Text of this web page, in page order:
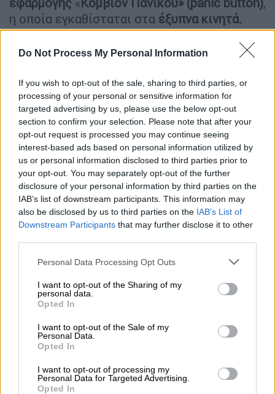
Do Not Process My Personal Information
If you wish to opt-out of the sale, sharing to third parties, or
processing of your personal or sensitive information for
targeted advertising by us, please use the below opt-out
section to confirm your selection. Please note that after your
opt-out request is processed you may continue seeing
interest-based ads based on personal information utilized by
us or personal information disclosed to third parties prior to
your opt-out. You may separately opt-out of the further
disclosure of your personal information by third parties on the
IAB’s list of downstream participants. This information may
also be disclosed by us to third parties on the IAB’s List of
Downstream Participants that may further disclose it to other
Please note that this website/app uses one or more Google
not limited to your visit or usage behaviour. You may click to
grant or deny consent to Google and its third-party tags to
use your data for below specified purposes in below Google
consent section.
Personal Data Processing Opt Outs
I want to opt-out of the Sharing of my
personal data.
Opted In
I want to opt-out of the Sale of my
Personal Data.
Opted In
I want to opt-out of processing my
Personal Data for Targeted Advertising.
Opted In
η οποία εγκαθίσταται στα έξυπνα κινητά.
εφαρμογή να ειδοποιεί την Αστυνομία σε
περιπτώσεις ενδοοικογενειακής βίας, όπως
προβλέπει τροπολογία που κατατέθηκε στο
νομοσχέδιο του υπουργείου Δικαιοσύνης. Το
νομοσχέδιο ενσωματώνει ευρωπαϊκή οδηγία
για την ανταλλαγή πληροφοριών σχετικά με
υπηκόουςτρίτων χωρών.
Το νομοσχέδιο εισάγεται προς ψήφιση,
σήμερα, στηνολομέλειατηςΒουλής. Όπως
σημειώνεται στην τροπολογία, τοκουμπί
πανικού, που στέλνει σύντομο γραπτό
μήνυμα στην αστυνομία (sms), αφορά σε
περιστατικά οικογενειακήςβίας που
της σωματικής
ακεραιότητας , προς τον
σκοπό άμεσης
δύναμης.
Δικαιούχοιεγγραφής στην εφαρμογή κατά
την πιλοτική λειτουργία του προγράμματος
είναιγυναίκες θύματαενδοοικογενειακής